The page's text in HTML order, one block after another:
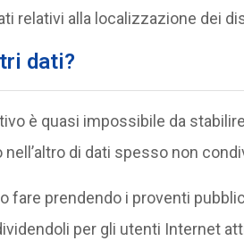
relativi alla localizzazione dei
dati?
è quasi impossibile da
di dati spesso non
fare prendendo i proventi
per gli utenti Internet